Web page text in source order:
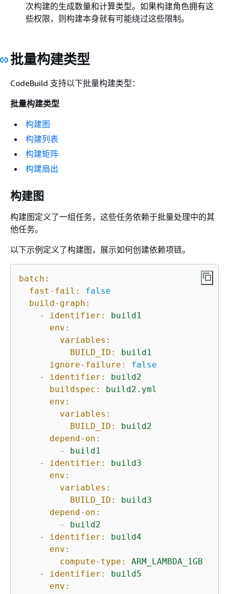
次构建的生成数量和计算类型。如果构建角色拥有这
些权限，则构建本身就有可能绕过这些限制。
批量构建类型
CodeBuild 支持以下批量构建类型：
批量构建类型
构建图
构建列表
构建矩阵
构建扇出
构建图
构建图定义了一组任务，这些任务依赖于批量处理中的其
他任务。
以下示例定义了构建图，展示如何创建依赖项链。
batch:
fast-fail:
false
build-graph:
-
identifier:
build1
env:
variables:
BUILD_ID:
build1
ignore-failure:
false
-
identifier:
build2
buildspec:
build2.yml
env:
variables:
BUILD_ID:
build2
depend-on:
-
build1
-
identifier:
build3
env:
variables:
BUILD_ID:
build3
depend-on:
-
build2
-
identifier:
build4
env:
compute-type:
ARM_LAMBDA_1GB
-
identifier:
build5
env: